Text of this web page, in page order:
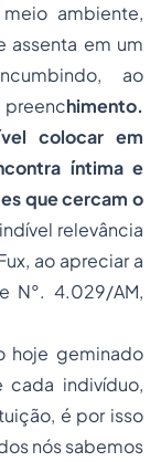
ambiente,
assenta em um
ao
himento.
colocar em
íntima e
que cercam o
relevância
ao apreciar a
N°. 4.029/AM,
hoje geminado
indivíduo,
é por isso
nós sabemos